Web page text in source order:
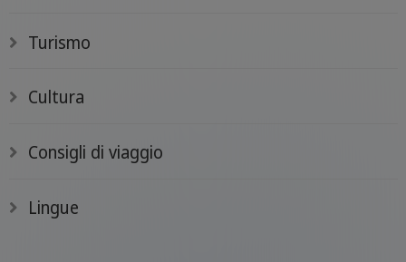
Turismo
Cultura
Consigli di viaggio
Lingue